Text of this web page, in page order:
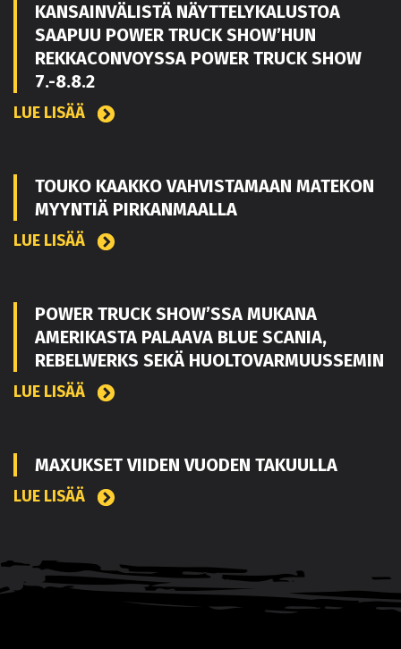
KANSAINVÄLISTÄ NÄYTTELYKALUSTOA
SAAPUU POWER TRUCK SHOW’HUN
REKKACONVOYSSA POWER TRUCK SHOW
7.-8.8.2
LUE LISÄÄ
TOUKO KAAKKO VAHVISTAMAAN MATEKON
MYYNTIÄ PIRKANMAALLA
LUE LISÄÄ
POWER TRUCK SHOW’SSA MUKANA
AMERIKASTA PALAAVA BLUE SCANIA,
REBELWERKS SEKÄ HUOLTOVARMUUSSEMIN
LUE LISÄÄ
MAXUKSET VIIDEN VUODEN TAKUULLA
LUE LISÄÄ